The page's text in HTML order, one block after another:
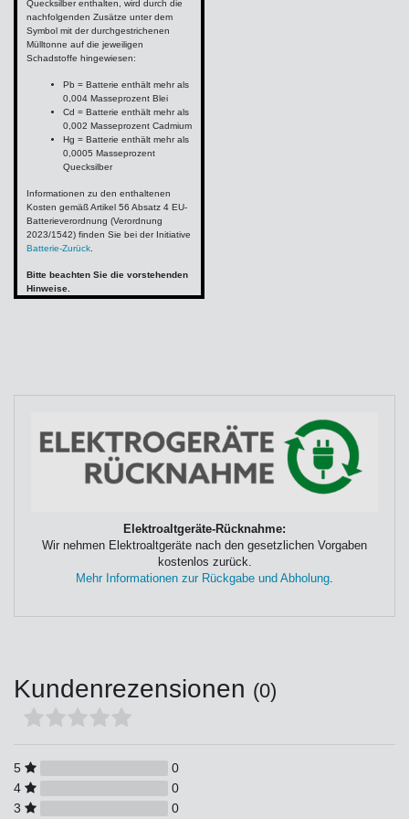
Quecksilber enthalten, wird durch die
nachfolgenden Zusätze unter dem
Symbol mit der durchgestrichenen
Mülltonne auf die jeweiligen
Schadstoffe hingewiesen:
Pb = Batterie enthält mehr als
0,004 Masseprozent Blei
Cd = Batterie enthält mehr als
0,002 Masseprozent Cadmium
Hg = Batterie enthält mehr als
0,0005 Masseprozent
Quecksilber
Informationen zu den enthaltenen
Kosten gemäß Artikel 56 Absatz 4 EU-
Batterieverordnung (Verordnung
2023/1542) finden Sie bei der Initiative
Batterie-Zurück
Bitte beachten Sie die vorstehenden
Hinweise.
Elektroaltgeräte-Rücknahme:
Wir nehmen Elektroaltgeräte nach den gesetzlichen Vorgaben
kostenlos zurück.
Mehr Informationen zur Rückgabe und Abholung.
Kundenrezensionen (0)
5
0
4
0
3
0